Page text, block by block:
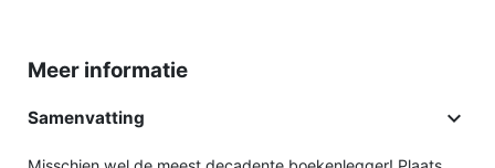
Meer informatie
Samenvatting 